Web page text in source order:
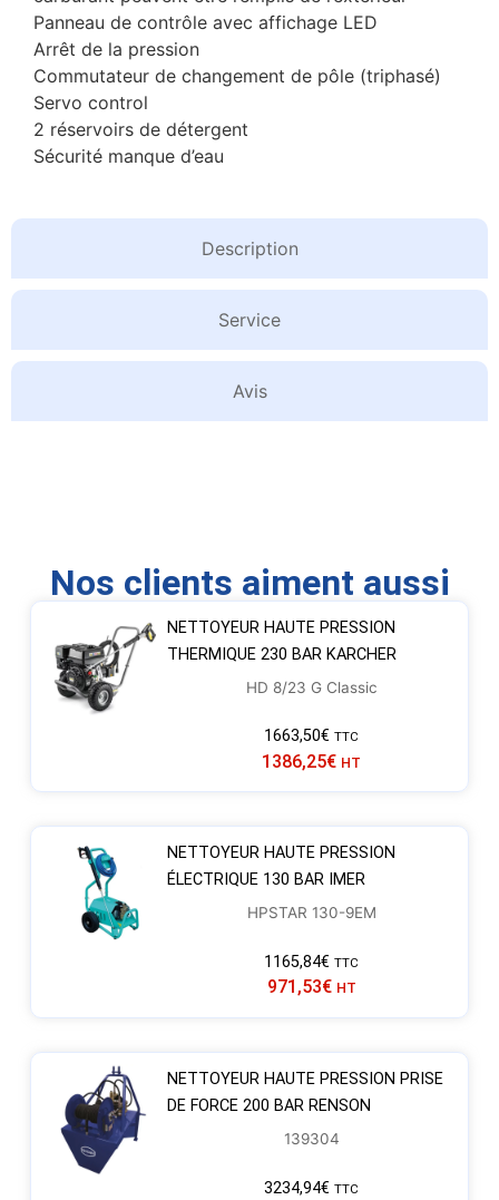
Description
Service
Avis
Panneau de contrôle avec affichage LED
Arrêt de la pression
Commutateur de changement de pôle (triphasé)
Servo control
2 réservoirs de détergent
Sécurité manque d’eau
Nos clients aiment aussi
NETTOYEUR HAUTE PRESSION
THERMIQUE 230 BAR KARCHER
HD 8/23 G Classic
1663,50€ TTC
1386,25€ HT
NETTOYEUR HAUTE PRESSION
ÉLECTRIQUE 130 BAR IMER
HPSTAR 130-9EM
1165,84€ TTC
971,53€ HT
NETTOYEUR HAUTE PRESSION PRISE
DE FORCE 200 BAR RENSON
139304
3234,94€ TTC